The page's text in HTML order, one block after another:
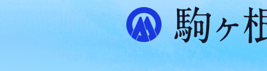
ル
プ
ス